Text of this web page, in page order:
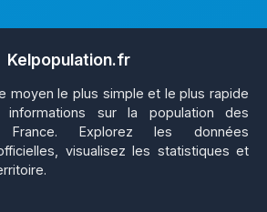
Kelpopulation.fr
moyen le plus simple et le plus rapide
sur la population des
Explorez les données
visualisez les statistiques et